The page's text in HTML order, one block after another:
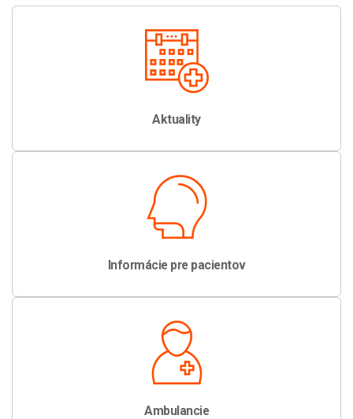
Hlavné služby a sekcie
Aktuality
Informácie pre pacientov
Ambulancie